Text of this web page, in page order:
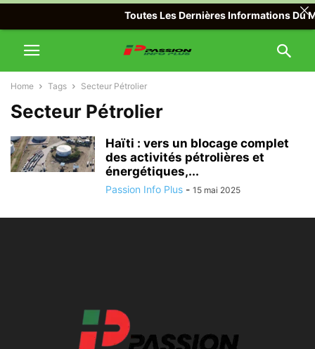
Home Tags Secteur Pétrolier
Secteur Pétrolier
Haïti : vers un blocage complet
des activités pétrolières et
énergétiques,...
Passion Info Plus - 15 mai 2025
Toutes Les Dernières Informations Du